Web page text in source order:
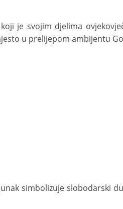
je svojim djelima
u prelijepom ambijentu
simbolizuje slobodarski